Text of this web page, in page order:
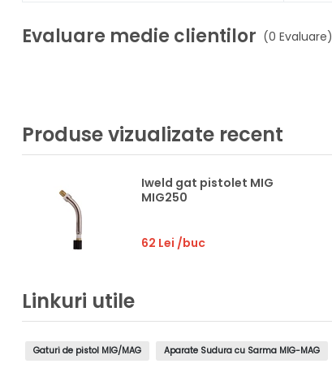
Evaluare medie clientilor (0 Evaluare)
Produse vizualizate recent
Iweld gat pistolet MIG
MIG250
62 Lei /buc
Linkuri utile
Gaturi de pistol MIG/MAG Aparate Sudura cu Sarma MIG-MAG